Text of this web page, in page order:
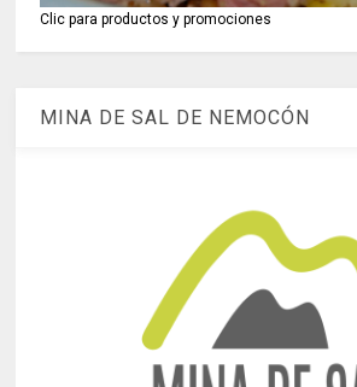
Clic para productos y promociones
MINA DE SAL DE NEMOCÓN